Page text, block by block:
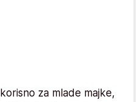
korisno za mlade majke,